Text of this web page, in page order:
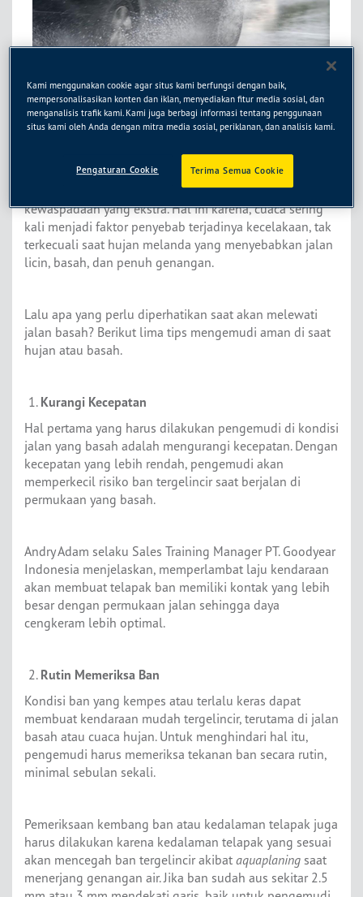
Mengemudi saat melewati jalan basah atau dalam cuaca
hujan tentu sering dialami pengemudi di Indonesia yang
beriklim tropis ini. Saat mengemudi dalam kondisi
seperti ini, pengemudi membutuhkan kesigapan dan
kewaspadaan yang ekstra. Hal ini karena, cuaca sering
kali menjadi faktor penyebab terjadinya kecelakaan, tak
terkecuali saat hujan melanda yang menyebabkan jalan
licin, basah, dan penuh genangan.
Lalu apa yang perlu diperhatikan saat akan melewati
jalan basah? Berikut lima tips mengemudi aman di saat
hujan atau basah.
Kurangi Kecepatan
Hal pertama yang harus dilakukan pengemudi di kondisi
jalan yang basah adalah mengurangi kecepatan. Dengan
kecepatan yang lebih rendah, pengemudi akan
memperkecil risiko ban tergelincir saat berjalan di
permukaan yang basah.
Andry Adam selaku Sales Training Manager PT. Goodyear
Indonesia menjelaskan, memperlambat laju kendaraan
akan membuat telapak ban memiliki kontak yang lebih
besar dengan permukaan jalan sehingga daya
cengkeram lebih optimal.
Rutin Memeriksa Ban
Kondisi ban yang kempes atau terlalu keras dapat
membuat kendaraan mudah tergelincir, terutama di jalan
basah atau cuaca hujan. Untuk menghindari hal itu,
pengemudi harus memeriksa tekanan ban secara rutin,
minimal sebulan sekali.
Pemeriksaan kembang ban atau kedalaman telapak juga
harus dilakukan karena kedalaman telapak yang sesuai
akan mencegah ban tergelincir akibat aquaplaning saat
menerjang genangan air. Jika ban sudah aus sekitar 2.5
Kami menggunakan cookie agar situs kami berfungsi dengan baik,
mempersonalisasikan konten dan iklan, menyediakan fitur media sosial, dan
menganalisis trafik kami. Kami juga berbagi informasi tentang penggunaan
situs kami oleh Anda dengan mitra media sosial, periklanan, dan analisis kami.
Terima Semua Cookie
Pengaturan Cookie